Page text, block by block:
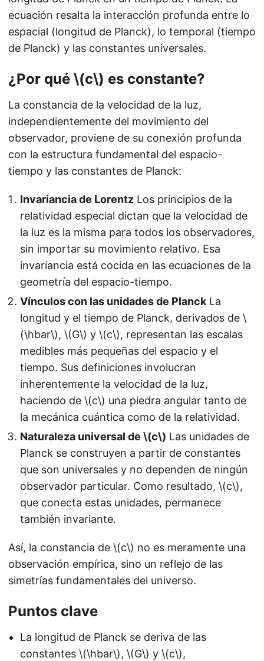
ecuación resalta la interacción profunda entre lo
espacial (longitud de Planck), lo temporal (tiempo
de Planck) y las constantes universales.
¿Por qué \(c\) es constante?
La constancia de la velocidad de la luz,
independientemente del movimiento del
observador, proviene de su conexión profunda
con la estructura fundamental del espacio-
tiempo y las constantes de Planck:
Invariancia de Lorentz Los principios de la
relatividad especial dictan que la velocidad de
la luz es la misma para todos los observadores,
sin importar su movimiento relativo. Esa
invariancia está cocida en las ecuaciones de la
geometría del espacio-tiempo.
Vínculos con las unidades de Planck La
longitud y el tiempo de Planck, derivados de \
(\hbar\), \(G\) y \(c\), representan las escalas
medibles más pequeñas del espacio y el
tiempo. Sus definiciones involucran
inherentemente la velocidad de la luz,
haciendo de \(c\) una piedra angular tanto de
la mecánica cuántica como de la relatividad.
Naturaleza universal de \(c\) Las unidades de
Planck se construyen a partir de constantes
que son universales y no dependen de ningún
observador particular. Como resultado, \(c\),
que conecta estas unidades, permanece
también invariante.
Así, la constancia de \(c\) no es meramente una
observación empírica, sino un reflejo de las
simetrías fundamentales del universo.
Puntos clave
La longitud de Planck se deriva de las
constantes \(\hbar\), \(G\) y \(c\),